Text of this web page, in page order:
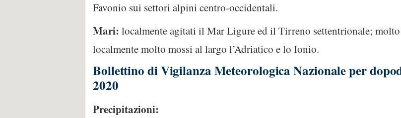
Favonio sui settori alpini centro-occidentali.
Mari: localmente agitati il Mar Ligure ed il Tirreno settentrionale;
localmente molto mossi al largo l’Adriatico e lo Ionio.
Bollettino di Vigilanza Meteorologica Nazionale per
2020
Precipitazioni: